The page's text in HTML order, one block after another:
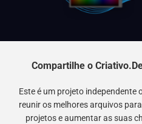
Compartilhe o
Este é um projeto independente
reunir os melhores arquivos
projetos e aumentar as suas